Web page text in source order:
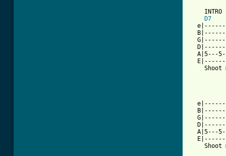
D7
A|5---
Shoot
A|5---
Shoot